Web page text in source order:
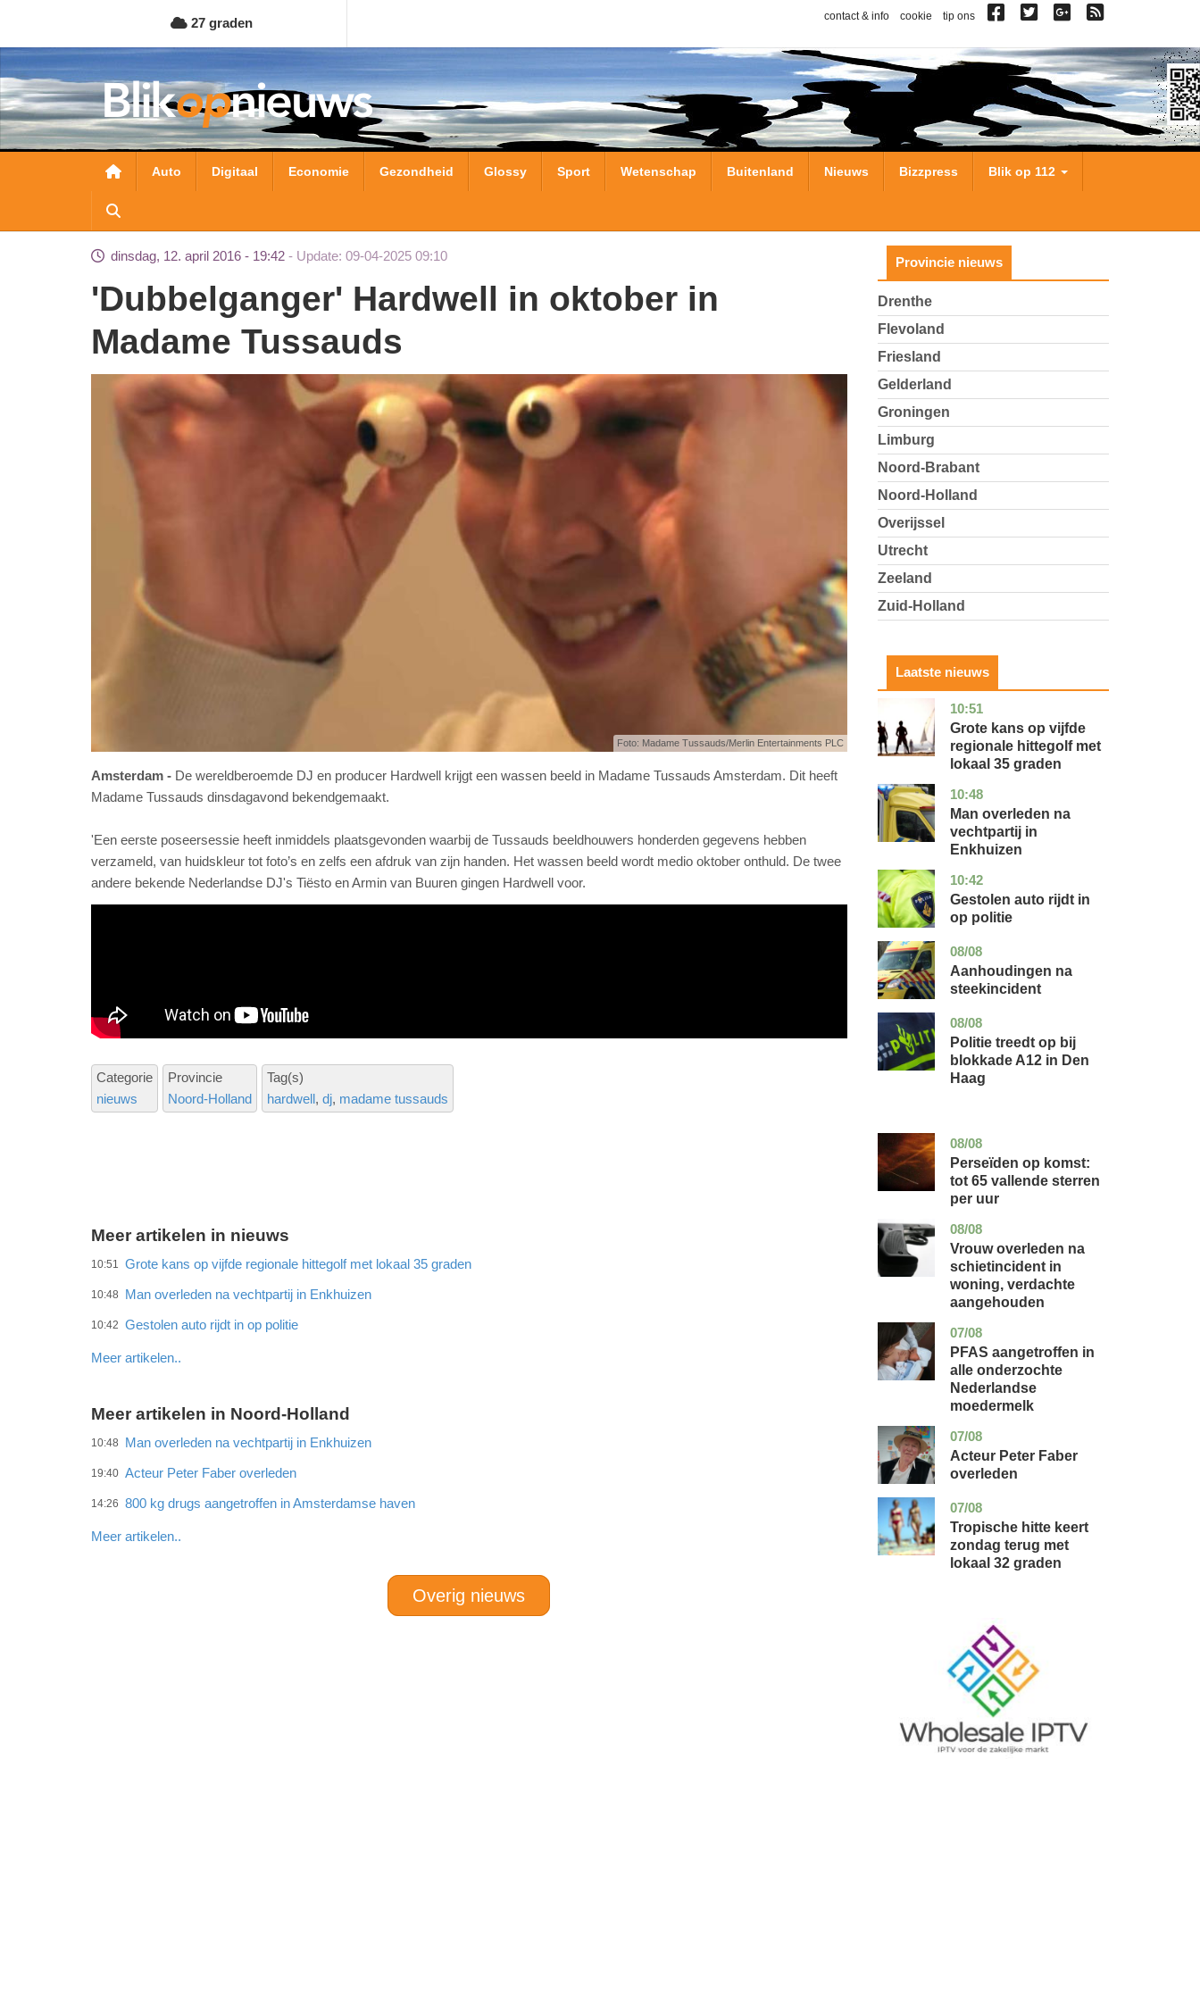
naar
de
inhoud
gaan
27 graden contact & info cookie tip ons
Hoofdnavigatie
Auto Digitaal Economie Gezondheid Glossy Sport Wetenschap Buitenland Nieuws Bizzpress Blik op 112
dinsdag, 12. april 2016 - 19:42 Update: 09-04-2025 09:10
'Dubbelganger' Hardwell in oktober in
Madame Tussauds
Foto: Madame Tussauds/Merlin Entertainments PLC
Amsterdam
De wereldberoemde DJ en producer Hardwell krijgt een wassen beeld in Madame Tussauds Amsterdam. Dit heeft
Madame Tussauds dinsdagavond bekendgemaakt.
'Een eerste poseersessie heeft inmiddels plaatsgevonden waarbij de Tussauds beeldhouwers honderden gegevens hebben
verzameld, van huidskleur tot foto’s en zelfs een afdruk van zijn handen. Het wassen beeld wordt medio oktober onthuld. De twee
andere bekende Nederlandse DJ's Tiësto en Armin van Buuren gingen Hardwell voor.
Categorie
nieuws
Provincie
Noord-Holland
Tag(s)
hardwell dj madame tussauds
Meer artikelen in nieuws
10:51 Grote kans op vijfde regionale hittegolf met lokaal 35 graden
10:48 Man overleden na vechtpartij in Enkhuizen
10:42 Gestolen auto rijdt in op politie
Meer artikelen..
Meer artikelen in Noord-Holland
10:48 Man overleden na vechtpartij in Enkhuizen
19:40 Acteur Peter Faber overleden
14:26 800 kg drugs aangetroffen in Amsterdamse haven
Meer artikelen..
Overig nieuws
Provincie nieuws
Drenthe
Flevoland
Friesland
Gelderland
Groningen
Limburg
Noord-Brabant
Noord-Holland
Overijssel
Utrecht
Zeeland
Zuid-Holland
Laatste nieuws
10:51
utrecht
nieuws
Grote kans op vijfde
regionale hittegolf met
lokaal 35 graden
10:48
noord-
holland
nieuws
Man overleden na
vechtpartij in
Enkhuizen
10:42
noord-
brabant
nieuws
Gestolen auto rijdt in
op politie
08/08
utrecht
nieuws
Aanhoudingen na
steekincident
08/08
zuid-
holland
nieuws
Politie treedt op bij
blokkade A12 in Den
Haag
08/08
utrecht
nieuws
Perseïden op komst:
tot 65 vallende sterren
per uur
08/08
zuid-
holland
nieuws
Vrouw overleden na
schietincident in
woning, verdachte
aangehouden
07/08
utrecht
gezondheid
PFAS aangetroffen in
alle onderzochte
Nederlandse
moedermelk
07/08
noord-
holland
glossy
Acteur Peter Faber
overleden
07/08
utrecht
nieuws
Tropische hitte keert
zondag terug met
lokaal 32 graden